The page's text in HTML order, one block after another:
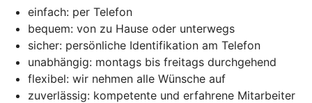
einfach: per Telefon
bequem: von zu Hause oder unterwegs
sicher: persönliche Identifikation am Telefon
unabhängig: montags bis freitags durchgehend
flexibel: wir nehmen alle Wünsche auf
zuverlässig: kompetente und erfahrene Mitarbeiter